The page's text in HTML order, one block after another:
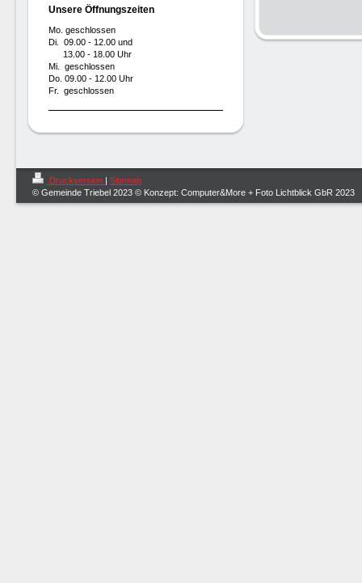
Unsere Öffnungszeiten
Mo. geschlossen
Di. 09.00 - 12.00 und
13.00 - 18.00 Uhr
Mi. geschlossen
Do. 09.00 - 12.00 Uhr
Fr. geschlossen
Druckversion | Sitemap
© Gemeinde Triebel 2023 © Konzept: Computer&More + Foto Lichtblick GbR 2023